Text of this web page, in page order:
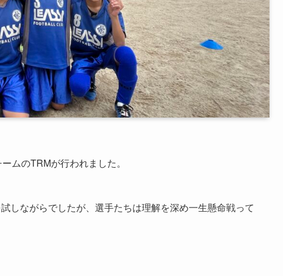
ムのTRMが行われました。
しながらでしたが、選手たちは理解を深め一生懸命戦って